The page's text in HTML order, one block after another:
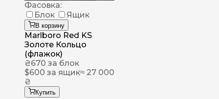
Фасовка:
Блок
Ящик
В корзину
Marlboro Red KS
Золоте Кольцо
(флажок)
₴670 за блок
$600 за ящик≈ 27 000
₴
Купить